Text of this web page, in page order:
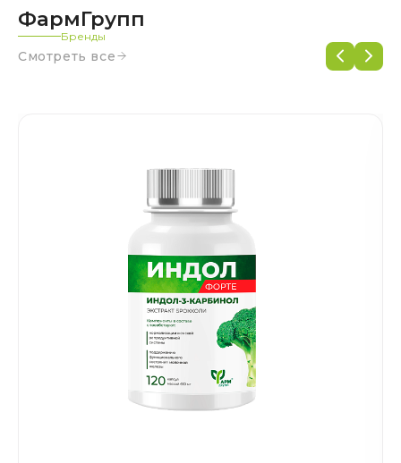
ФармГрупп
Бренды
Смотреть все